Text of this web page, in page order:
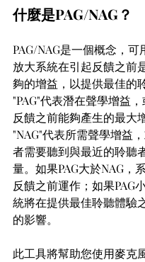
什麼是PAG/NAG？
PAG/NAG是一個概念，可
放大系統在引起反饋之前
夠的增益，以提供最佳的
"PAG"代表潛在聲學增益
反饋之前能夠產生的最大
"NAG"代表所需聲學增益
者需要聽到與最近的聆聽
量。如果PAG大於NAG，
反饋之前運作；如果PAG
統將在提供最佳聆聽體驗
的影響。
此工具將幫助您使用麥克